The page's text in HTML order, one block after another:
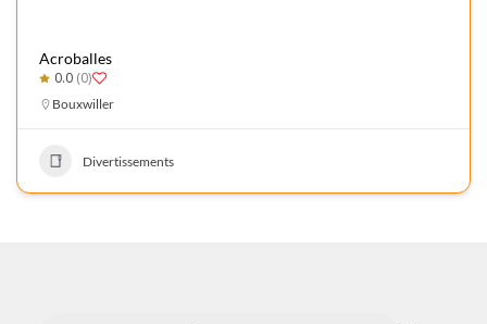
Acroballes
0.0 (0)
Bouxwiller
Divertissements